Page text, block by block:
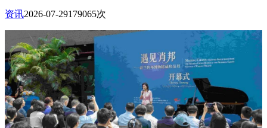
资讯2026-07-29179065次